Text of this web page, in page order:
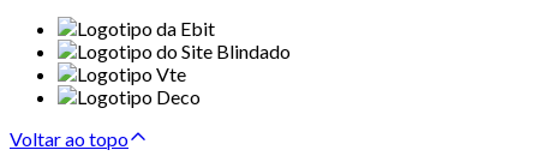
Voltar ao topo